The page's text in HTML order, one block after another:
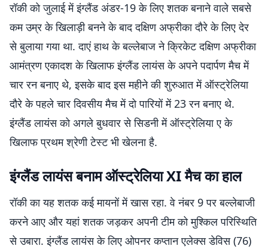
रॉकी को जुलाई में इंग्लैंड अंडर-19 के लिए शतक बनाने वाले सबसे
कम उम्र के खिलाड़ी बनने के बाद दक्षिण अफ्रीका दौरे के लिए देर
से बुलाया गया था. दाएं हाथ के बल्लेबाज ने क्रिकेट दक्षिण अफ्रीका
आमंत्रण एकादश के खिलाफ इंग्लैंड लायंस के अपने पदार्पण मैच में
चार रन बनाए थे, इसके बाद इस महीने की शुरुआत में ऑस्ट्रेलिया
दौरे के पहले चार दिवसीय मैच में दो पारियों में 23 रन बनाए थे.
इंग्लैंड लायंस को अगले बुधवार से सिडनी में ऑस्ट्रेलिया ए के
खिलाफ प्रथम श्रेणी टेस्ट भी खेलना है.
इंग्लैंड लायंस बनाम ऑस्ट्रेलिया XI मैच का हाल
रॉकी का यह शतक कई मायनों में खास रहा. वे नंबर 9 पर बल्लेबाजी
करने आए और यहां शतक जड़कर अपनी टीम को मुश्किल परिस्थिति
से उबारा. इंग्लैंड लायंस के लिए ओपनर कप्तान एलेक्स डेविस (76)